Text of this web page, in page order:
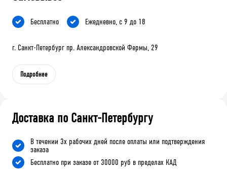
Бесплатно Ежедневно, с 9 до 18
г. Санкт-Петербург пр. Александровской Фермы, 29
Подробнее
Доставка по Санкт-Петербургу
В течении 3х рабочих дней после оплаты или подтверждения
заказа
Бесплатно при заказе от 30000 руб в пределах КАД